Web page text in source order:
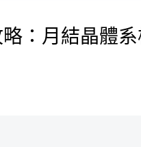
：月結晶體